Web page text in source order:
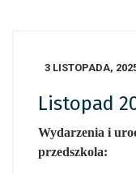
3 LISTOPADA,
Listopad
Wydarzenia i
przedszkola: